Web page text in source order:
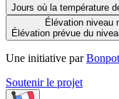
Jours où la température
Élévation niveau
Élévation prévue du
Une initiative par
Soutenir le projet